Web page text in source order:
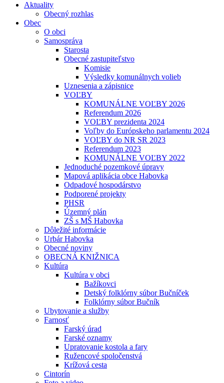
Aktuality
Obecný rozhlas
Obec
O obci
Samospráva
Starosta
Obecné zastupiteľstvo
Komisie
Výsledky komunálnych volieb
Uznesenia a zápisnice
VOĽBY
KOMUNÁLNE VOĽBY 2026
Referendum 2026
VOĽBY prezidenta 2024
Voľby do Európskeho parlamentu 2024
VOĽBY do NR SR 2023
Referendum 2023
KOMUNÁLNE VOĽBY 2022
Jednoduché pozemkové úpravy
Mapová aplikácia obce Habovka
Odpadové hospodárstvo
Podporené projekty
PHSR
Územný plán
ZŠ s MŠ Habovka
Dôležité informácie
Urbár Habovka
Obecné noviny
OBECNÁ KNIŽNICA
Kultúra
Kultúra v obci
Bažíkovci
Detský folklórny súbor Bučníček
Folklórny súbor Bučník
Ubytovanie a služby
Farnosť
Farský úrad
Farské oznamy
Upratovanie kostola a fary
Ružencové spoločenstvá
Krížová cesta
Cintorín